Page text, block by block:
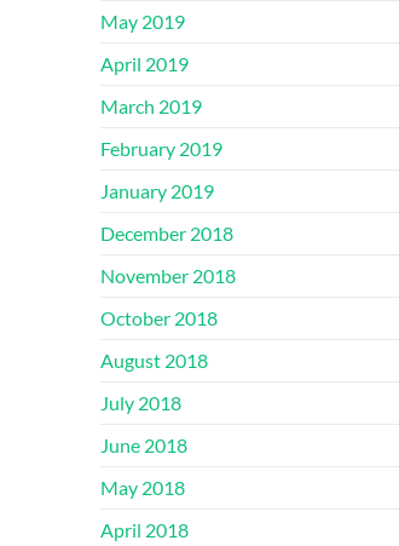
May 2019
April 2019
March 2019
February 2019
January 2019
December 2018
November 2018
October 2018
August 2018
July 2018
June 2018
May 2018
April 2018